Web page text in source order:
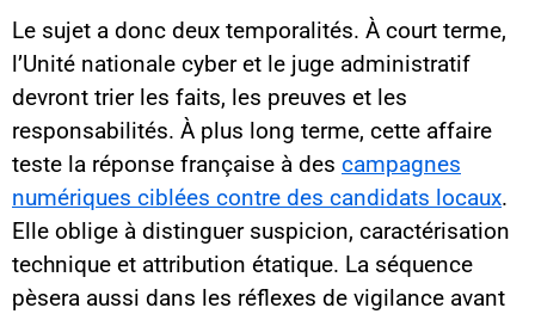
Le sujet a donc deux temporalités. À court terme,
l’Unité nationale cyber et le juge administratif
devront trier les faits, les preuves et les
responsabilités. À plus long terme, cette affaire
teste la réponse française à des campagnes
numériques ciblées contre des candidats locaux.
Elle oblige à distinguer suspicion, caractérisation
technique et attribution étatique. La séquence
pèsera aussi dans les réflexes de vigilance avant